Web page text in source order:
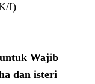
I)
Wajib
dan isteri